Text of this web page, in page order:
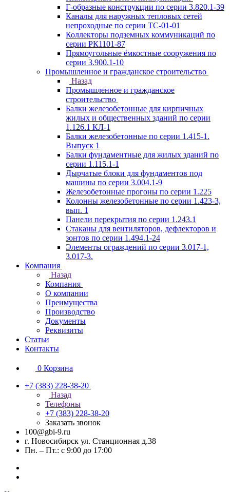
Г-образные конструкции по серии 3.820.1-39
Каналы для наружных тепловых сетей
непроходные по серии ТС-01-01
Коллекторы подземных коммуникаций по
серии РК1101-87
Прямоугольные ёмкостные сооружения по
серии 3.900.1-10
Промышленное и гражданское строительство
Назад
Промышленное и гражданское
строительство
Балки железобетонные для кирпичных
жилых и общественных зданий по серии
1.126.1 КЛ-1
Балки железобетонные по серии 1.415-1.
Выпуск 1
Балки фундаментные для жилых зданий по
серии 1.115.1-1
Дырчатые блоки для фундаментов под
машины по серии 3.004.1-9
Железобетонные прогоны по серии 1.225
Колонны железобетонные по серии 1.423-3,
вып. 1
Панели перекрытия по серии 1.243.1
Стаканы для вентиляторов, дефлекторов и
зонтов по серии 1.494.1-24
Элементы ограждений по серии 3.017-1,
3.017-3.
Компания
Назад
Компания
О компании
Преимущества
Производство
Документы
Реквизиты
Статьи
Контакты
0 Корзина
+7 (383) 228-38-20
Назад
Телефоны
+7 (383) 228-38-20
Заказать звонок
100@gbi-9.ru
г. Новосибирск ул. Станционная д.38
Пн. – Пт.: с 9:00 до 17:00